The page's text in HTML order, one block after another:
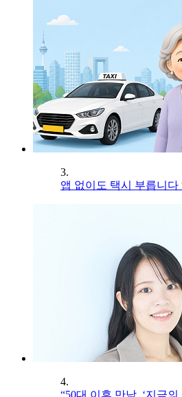
3.
앱 없이도 택시 부릅니다
4.